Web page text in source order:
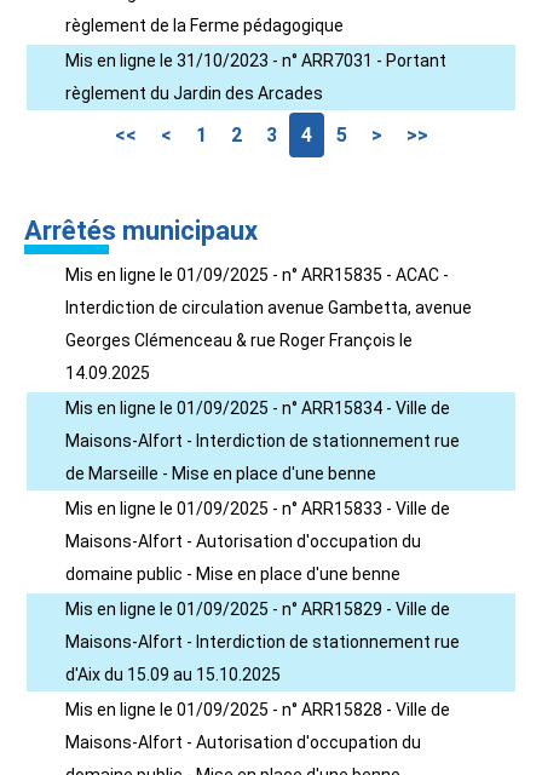
règlement de la Ferme pédagogique
Mis en ligne le 31/10/2023 - n° ARR7031 - Portant
règlement du Jardin des Arcades
<< < 1 2 3 4 5 > >>
Arrêtés municipaux
Mis en ligne le 01/09/2025 - n° ARR15835 - ACAC -
Interdiction de circulation avenue Gambetta, avenue
Georges Clémenceau & rue Roger François le
14.09.2025
Mis en ligne le 01/09/2025 - n° ARR15834 - Ville de
Maisons-Alfort - Interdiction de stationnement rue
de Marseille - Mise en place d'une benne
Mis en ligne le 01/09/2025 - n° ARR15833 - Ville de
Maisons-Alfort - Autorisation d'occupation du
domaine public - Mise en place d'une benne
Mis en ligne le 01/09/2025 - n° ARR15829 - Ville de
Maisons-Alfort - Interdiction de stationnement rue
d'Aix du 15.09 au 15.10.2025
Mis en ligne le 01/09/2025 - n° ARR15828 - Ville de
Maisons-Alfort - Autorisation d'occupation du